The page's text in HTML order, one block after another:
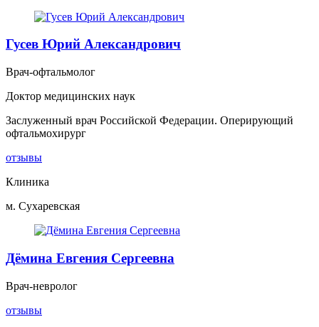
Гусев Юрий Александрович
Врач-офтальмолог
Доктор медицинских наук
Заслуженный врач Российской Федерации. Оперирующий
офтальмохирург
отзывы
Клиника
м. Сухаревская
Дёмина Евгения Сергеевна
Врач-невролог
отзывы